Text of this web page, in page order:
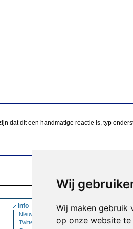
Wij
Wij maken gebruik
op onze website te
dat dit een handmatige reactie is, typ
Info
Nieuwsbrief
Twitter
Mijn
Inloggen